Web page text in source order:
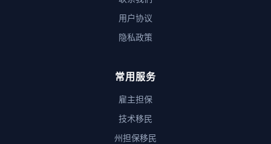
用户协议
隐私政策
常用服务
雇主担保
技术移民
州担保移民